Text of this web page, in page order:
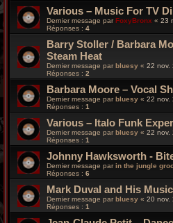
Various – Music For TV
Dernier message parFoxyBronx « 23
Réponses : 4
Barry Stoller / Barbara
Steam Heat
Dernier message par bluesy « 22 nov.
Réponses : 2
Barbara Moore – Vocal
Dernier message parbluesy « 22 nov.
Réponses : 1
Various – Italo Funk
Dernier message par bluesy « 22 nov.
Réponses : 1
Johnny Hawksworth -
Dernier message parin the jungle
Réponses : 6
Mark Duval and His
Dernier message par bluesy « 20 nov.
Réponses : 1